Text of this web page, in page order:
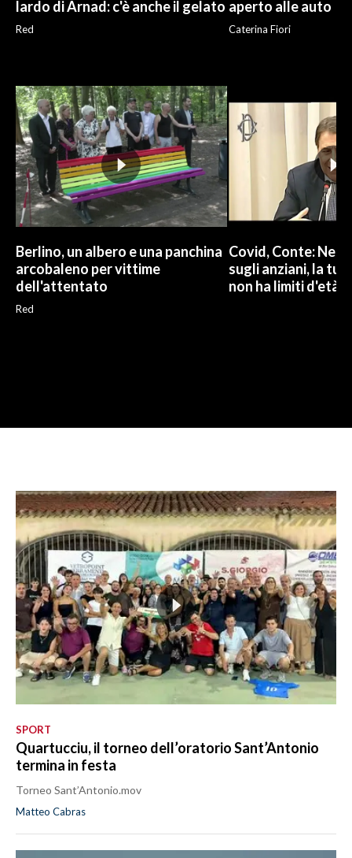
lardo di Arnad: c'è anche il gelato
Red
aperto alle auto
Caterina Fiori
Berlino, un albero e una panchina
arcobaleno per vittime
dell'attentato
Red
Covid, Conte:
sugli anziani, la
non ha limiti d'età
SPORT
Quartucciu, il torneo dell’oratorio Sant’Antonio
termina in festa
Torneo Sant’Antonio.mov
Matteo Cabras